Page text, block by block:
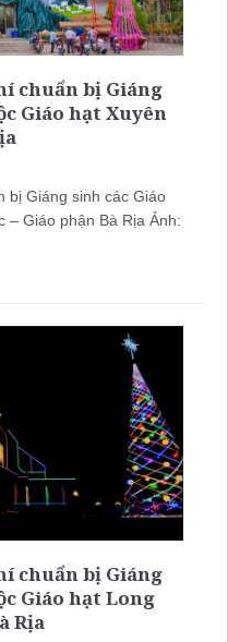
chuẩn bị Giáng
Giáo hạt Xuyên
bị Giáng sinh các Giáo
– Giáo phận Bà Rịa Ảnh:
chuẩn bị Giáng
Giáo hạt Long
Rịa